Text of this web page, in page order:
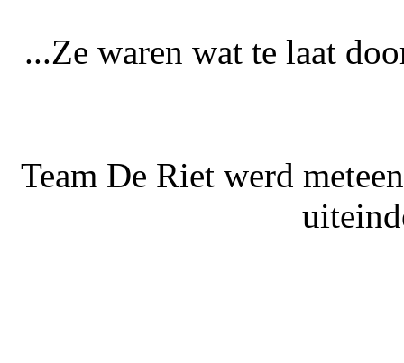
...Ze waren wat te laat
Team De Riet werd